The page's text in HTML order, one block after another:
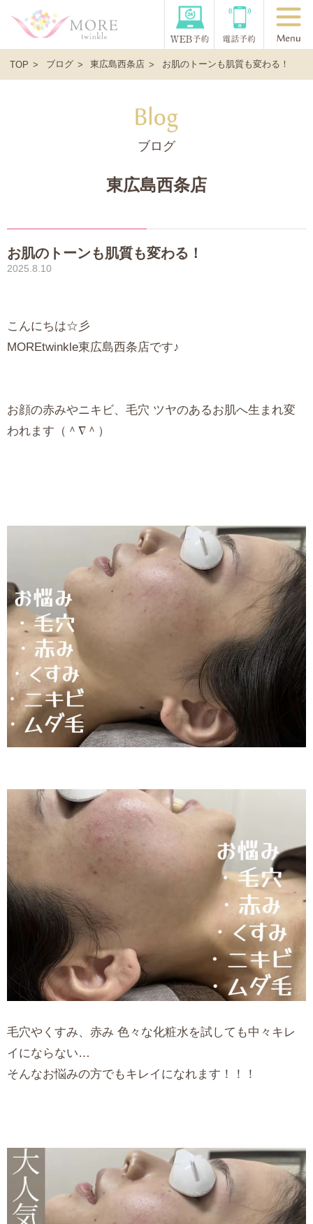
TOP ブログ 東広島西条店 お肌のトーンも肌質も変わる！
ブログ
東広島西条店
お肌のトーンも肌質も変わる！
2025.8.10
こんにちは☆彡
MOREtwinkle東広島西条店です♪
お顔の赤みやニキビ、毛穴 ツヤのあるお肌へ生まれ変
われます（＾∇＾）
毛穴やくすみ、赤み 色々な化粧水を試しても中々キレ
イにならない…
そんなお悩みの方でもキレイになれます！！！